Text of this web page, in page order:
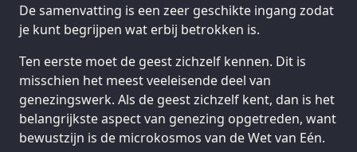
De samenvatting is een zeer geschikte ingang zodat
je kunt begrijpen wat erbij betrokken is.
Ten eerste moet de geest zichzelf kennen. Dit is
misschien het meest veeleisende deel van
genezingswerk. Als de geest zichzelf kent, dan is het
belangrijkste aspect van genezing opgetreden, want
bewustzijn is de microkosmos van de Wet van Eén.